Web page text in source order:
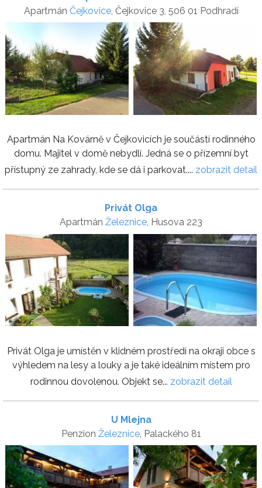
Apartmán Čejkovice, Čejkovice 3, 506 01 Podhradí
Apartmán Na Kovárně v Čejkovicích je součástí rodinného
domu. Majitel v domě nebydlí. Jedná se o přízemní byt
přístupný ze zahrady, kde se dá i parkovat.... zobrazit detail
Privát Olga
Apartmán Železnice, Husova 223
Privát Olga je umístěn v klidném prostředí na okraji obce s
výhledem na lesy a louky a je také ideálním místem pro
rodinnou dovolenou. Objekt se... zobrazit detail
U Mlejna
Penzion Železnice, Palackého 81